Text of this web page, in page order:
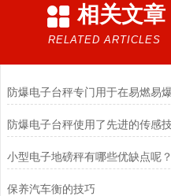
相关文章
RELATED ARTICLES
小型电子地磅秤有哪些优缺点呢？
保养汽车衡的技巧